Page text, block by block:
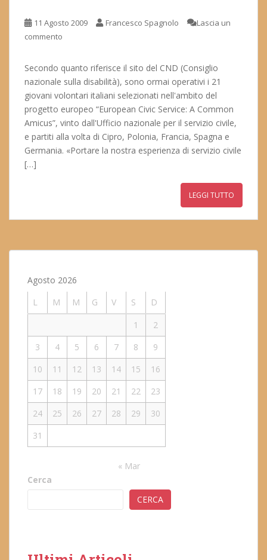
11 Agosto 2009 Francesco Spagnolo
Lascia un
commento
Secondo quanto riferisce il sito del CND (Consiglio
nazionale sulla disabilità), sono ormai operativi i 21
giovani volontari italiani selezionati nell'ambito del
progetto europeo “European Civic Service: A Common
Amicus”, vinto dall'Ufficio nazionale per il servizio civile,
e partiti alla volta di Cipro, Polonia, Francia, Spagna e
Germania. «Portare la nostra esperienza di servizio civile
[…]
LEGGI TUTTO
Agosto 2026
L
M M G V S
D
1
2
3
4 5 6 7 8
9
10
11 12 13 14 15
16
17
18 19 20 21 22
23
24
25 26 27 28 29
30
31
« Mar
Cerca
CERCA